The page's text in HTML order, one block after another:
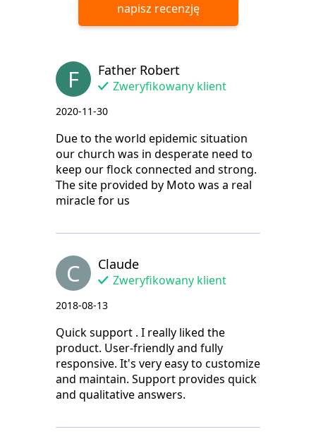
napisz recenzję
F Father Robert
Zweryfikowany klient
2020-11-30
Due to the world epidemic situation
our church was in desperate need to
keep our flock connected and strong.
The site provided by Moto was a real
miracle for us
C Claude
Zweryfikowany klient
2018-08-13
Quick support . I really liked the
product. User-friendly and fully
responsive. It's very easy to customize
and maintain. Support provides quick
and qualitative answers.